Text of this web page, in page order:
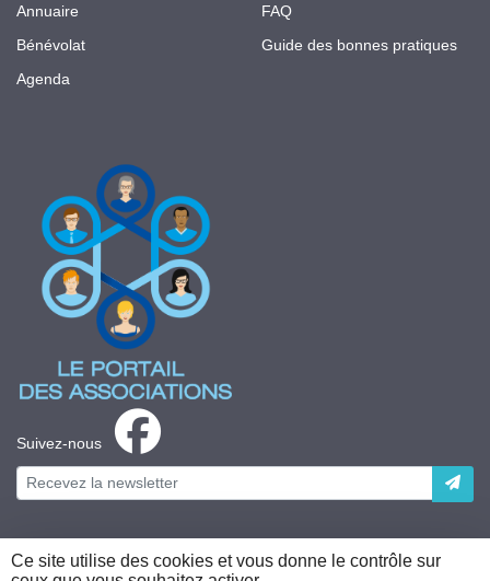
Suivez-nous
Annuaire
Bénévolat
Agenda
FAQ
Guide des bonnes pratiques
Ce site utilise des cookies et vous donne le contrôle sur